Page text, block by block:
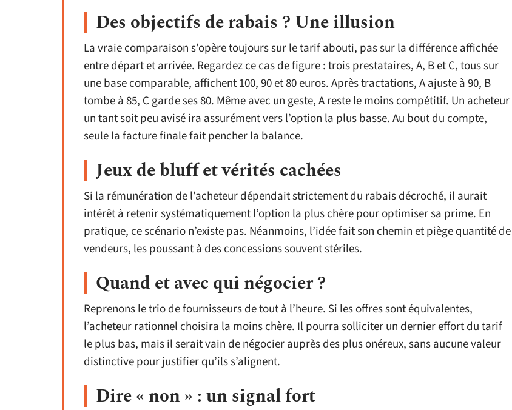
Des objectifs de rabais ? Une illusion
La vraie comparaison s’opère toujours sur le tarif abouti, pas sur la différence affichée
entre départ et arrivée. Regardez ce cas de figure : trois prestataires, A, B et C, tous sur
une base comparable, affichent 100, 90 et 80 euros. Après tractations, A ajuste à 90, B
tombe à 85, C garde ses 80. Même avec un geste, A reste le moins compétitif. Un acheteur
un tant soit peu avisé ira assurément vers l’option la plus basse. Au bout du compte,
seule la facture finale fait pencher la balance.
Jeux de bluff et vérités cachées
Si la rémunération de l’acheteur dépendait strictement du rabais décroché, il aurait
intérêt à retenir systématiquement l’option la plus chère pour optimiser sa prime. En
pratique, ce scénario n’existe pas. Néanmoins, l’idée fait son chemin et piège quantité de
vendeurs, les poussant à des concessions souvent stériles.
Quand et avec qui négocier ?
Reprenons le trio de fournisseurs de tout à l’heure. Si les offres sont équivalentes,
l’acheteur rationnel choisira la moins chère. Il pourra solliciter un dernier effort du tarif
le plus bas, mais il serait vain de négocier auprès des plus onéreux, sans aucune valeur
distinctive pour justifier qu’ils s’alignent.
Dire « non » : un signal fort